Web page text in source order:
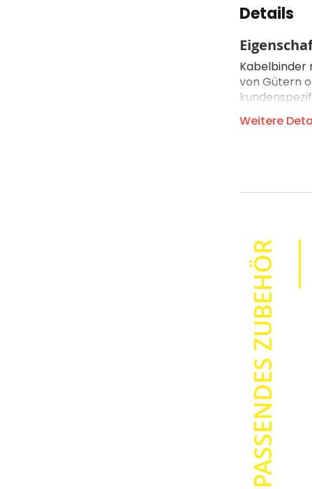
Details
Kabelbinder
von Gütern
Beständig
Beständig
UV-
Halogenfrei
Beständig
Weitere
PASSENDES ZUBEHÖR